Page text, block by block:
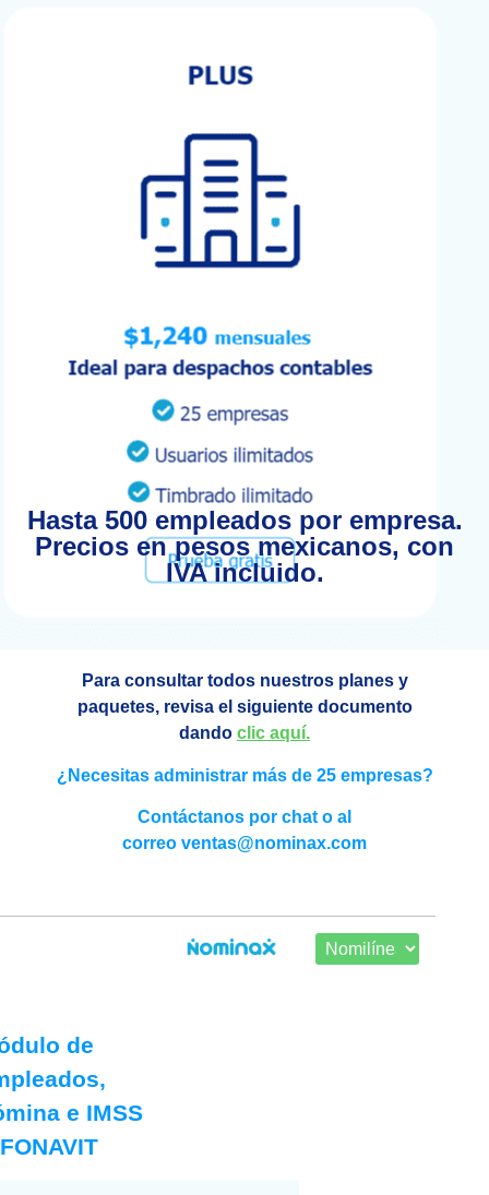
Hasta 500 empleados por empresa.
Precios en pesos mexicanos, con
IVA incluido.
Para consultar todos nuestros planes y
paquetes, revisa el siguiente documento
dando clic aquí.
¿Necesitas administrar más de 25 empresas?
Contáctanos por chat o al
correo ventas@nominax.com
de
e IMSS